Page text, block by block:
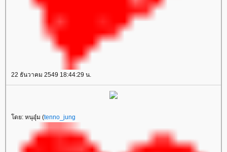
22 ธันวาคม 2549 18:44:29 น.
โดย: หนุอุ๋ม (tenno_jung